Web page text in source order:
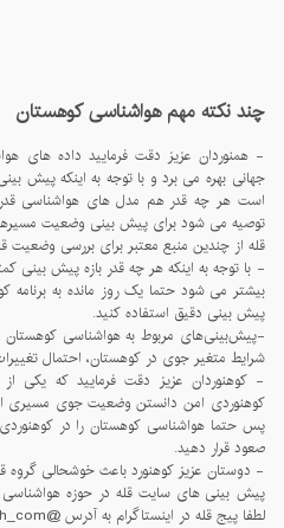
چند نکته مهم هواشناسی کوهستان
- همنوردان عزیز دقت فرمایید داده های
جهانی بهره می برد و با توجه به
است هر چه قدر هم مدل های
توصیه می شود برای پیش
قله از چندین منبع معتبر برای بررسی وضعیت قله ها استفاده کنید
- با توجه به اینکه هر چه قدر بازه پیش
بیشتر می شود حتما یک روز مانده به
پیش بینی دقیق استفاده کنید.
-پيش‌بينی‌های مربوط به هواشناسی کوهستان
شرايط متغير جوی در کوهستان، احتمال تغييرات ناگهانی وجود دارد .
- کوهنوردان عزیز دقت فرمایید که یکی
کوهنوردی امن دانستن وضعیت جوی
پس حتما هواشناسی
صعود قرار دهید.
- دوستان عزیز کوهنورد باعث خوشحالی گروه
پیش بینی های سایت قله در حوزه
لطفا پیج قله در اینستاگرام به آدرس @gholleh_com را دنبال کنید.